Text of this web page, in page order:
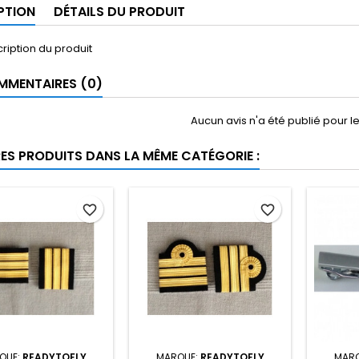
DÉTAILS DU PRODUIT
du produit
(0)
Aucun avis n'a été publié pour
PRODUITS DANS LA MÊME CATÉGORIE :
favorite_border favorite_border